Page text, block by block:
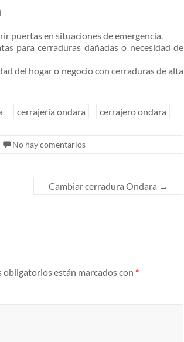
puertas en situaciones de emergencia.
para cerraduras dañadas o necesidad de
del hogar o negocio con cerraduras de alta
cerrajería ondara cerrajero ondara
No hay comentarios
Cambiar cerradura Ondara →
obligatorios están marcados con *